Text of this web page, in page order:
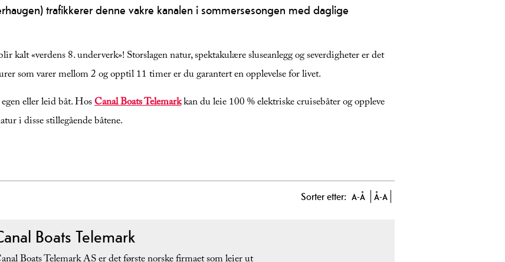
trafikkerer denne vakre kanalen i sommersesongen med daglige
kalt «verdens 8. underverk»! Storslagen natur, spektakulære sluseanlegg og severdigheter er det
som varer mellom 2 og opptil 11 timer er du garantert en opplevelse for livet.
eller leid båt. HosCanal Boats Telemarkkan du leie 100 % elektriske cruisebåter og oppleve
i disse stillegående båtene.
Sorter etter: A-Å Å-A
Boats Telemark